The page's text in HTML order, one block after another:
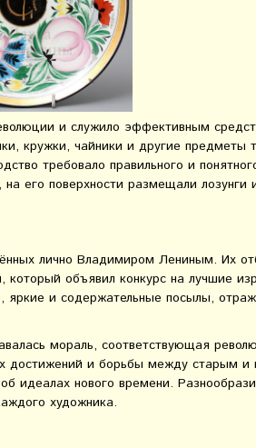
и служило эффективным
кружки, чайники и другие предметы
требовало правильного и
его поверхности размещали лозунги
лично Владимиром Лениным. Их
объявил конкурс на лучшие
яркие и содержательные посылы,
мораль, соответствующая
достижений и борьбы между старым и
идеалах нового времени.
художника.